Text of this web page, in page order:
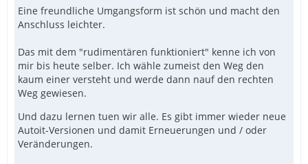
Eine freundliche Umgangsform ist schön und macht den
Anschluss leichter.
Das mit dem "rudimentären funktioniert" kenne ich von
mir bis heute selber. Ich wähle zumeist den Weg den
kaum einer versteht und werde dann nauf den rechten
Weg gewiesen.
Und dazu lernen tuen wir alle. Es gibt immer wieder neue
Autoit-Versionen und damit Erneuerungen und / oder
Veränderungen.